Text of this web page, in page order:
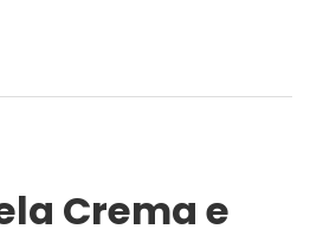
Crema e